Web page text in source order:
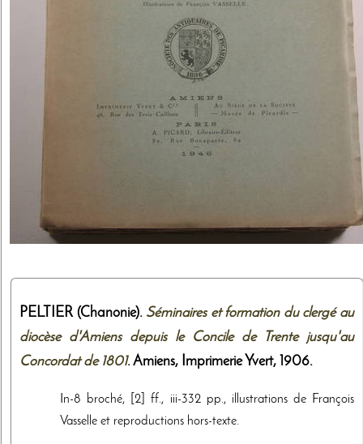
PELTIER (Chanonie). Séminaires et formation du clergé au
diocèse d'Amiens depuis le Concile de Trente jusqu'au
Concordat de 1801. Amiens, Imprimerie Yvert, 1906.
In-8 broché, [2] ff., iii-332 pp., illustrations de François
Vasselle et reproductions hors-texte.